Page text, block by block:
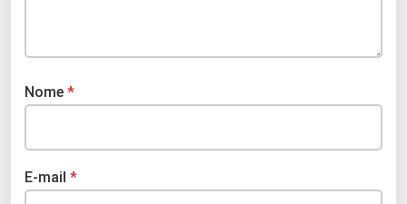
Nome *
E-mail *